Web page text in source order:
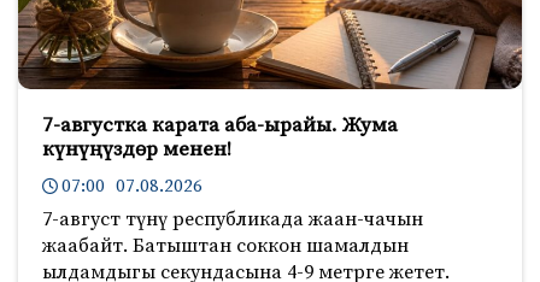
7-августка карата аба-ырайы. Жума
күнүңүздөр менен!
07:00 07.08.2026
7-август түнү республикада жаан-чачын
жаабайт. Батыштан соккон шамалдын
ылдамдыгы секундасына 4-9 метрге жетет.